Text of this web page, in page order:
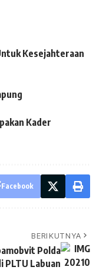
Kesejahteraan
Kader
Facebook
BERIKUTNYA
Polda
PLTU Labuan